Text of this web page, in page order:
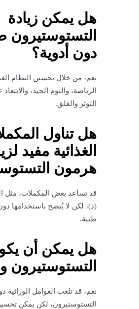
هل يمكن زيادة
التستوستيرون
دون أدوية؟
نعم، من خلال تحسين النظام
الرياضة، والنوم الجيد،
التوتر والقلق.
هل تناول
الغذائية مفيد
هرمون
قد تساعد بعض المكملات، مثل
(د)، لكن لا يُنصح باستخدامها
طبية.
هل يمكن أن
التستوستيرون
نعم، قد تلعب العوامل الوراثية
التستوستيرون، لكن يمكن